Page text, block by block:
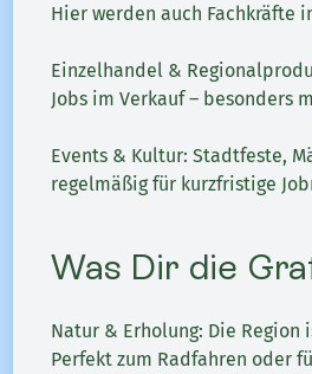
Hier werden auch Fachkräfte
Einzelhandel &
Jobs im Verkauf – besonders
Events & Kultur: Stadtfeste,
regelmäßig für kurzfristige
Was Dir die
Natur & Erholung: Die
Perfekt zum Radfahren oder